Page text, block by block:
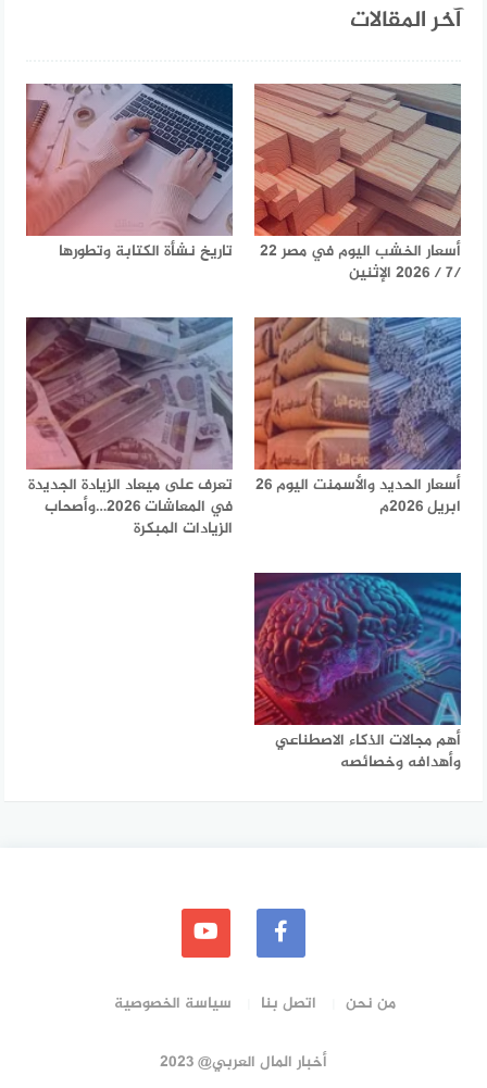
آخر المقالات
أسعار الخشب اليوم في مصر 22
/7 / 2026 الإثنين
تاريخ نشأة الكتابة وتطورها
أسعار الحديد والأسمنت اليوم 26
ابريل 2026م
تعرف على ميعاد الزيادة الجديدة
في المعاشات 2026…وأصحاب
الزيادات المبكرة
أهم مجالات الذكاء الاصطناعي
وأهدافه وخصائصه
من نحن اتصل بنا سياسة الخصوصية
أخبار المال العربي@ 2023